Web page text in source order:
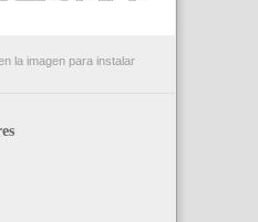
la imagen para instalar